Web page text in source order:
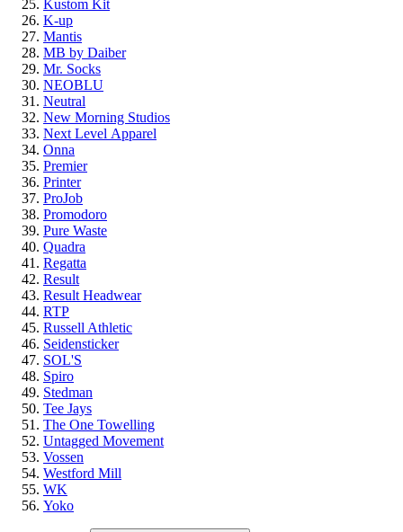
Kustom Kit
K-up
Mantis
MB by Daiber
Mr. Socks
NEOBLU
Neutral
New Morning Studios
Next Level Apparel
Onna
Premier
Printer
ProJob
Promodoro
Pure Waste
Quadra
Regatta
Result
Result Headwear
RTP
Russell Athletic
Seidensticker
SOL'S
Spiro
Stedman
Tee Jays
The One Towelling
Untagged Movement
Vossen
Westford Mill
WK
Yoko